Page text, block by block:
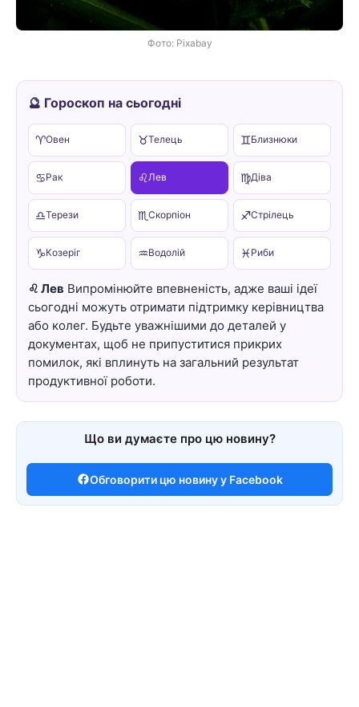
Фото: Pixabay
🔮 Гороскоп на сьогодні
♈Овен ♉Телець ♊Близнюки
♋Рак ♌Лев ♍Діва
♎Терези ♏ Скорпіон ♐Стрілець
♑Козеріг ♒Водолій ♓ Риби
♌ Лев Випромінюйте впевненість, адже ваші ідеї
сьогодні можуть отримати підтримку керівництва
або колег. Будьте уважнішими до деталей у
документах, щоб не припуститися прикрих
помилок, які вплинуть на загальний результат
продуктивної роботи.
Що ви думаєте про цю новину?
Обговорити цю новину у Facebook